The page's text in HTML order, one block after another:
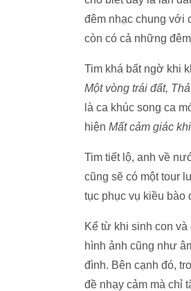
đêm nhạc chung với
còn có cả những
Tim khá bất ngờ khi
Một vòng trái đất,
là ca khúc song ca
hiện Mất cảm giác
Tim tiết lộ, anh về
cũng sẽ có một tour
tục phục vụ kiều bào
Kể từ khi sinh con
hình ảnh cũng như
đình. Bên cạnh đó,
đề nhạy cảm mà chỉ